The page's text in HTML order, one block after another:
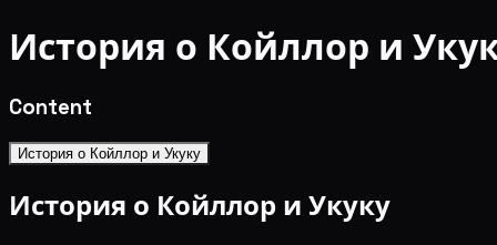
История о Койллор и
Content
История о Койллор и Укуку
История о Койллор и Укуку